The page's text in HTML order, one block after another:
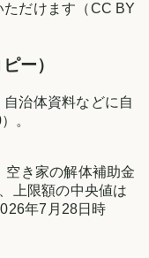
だけます（CC BY
ー）
治体資料などに自
。
空き家の解体補助金
上限額の中央値は
年7月28日時